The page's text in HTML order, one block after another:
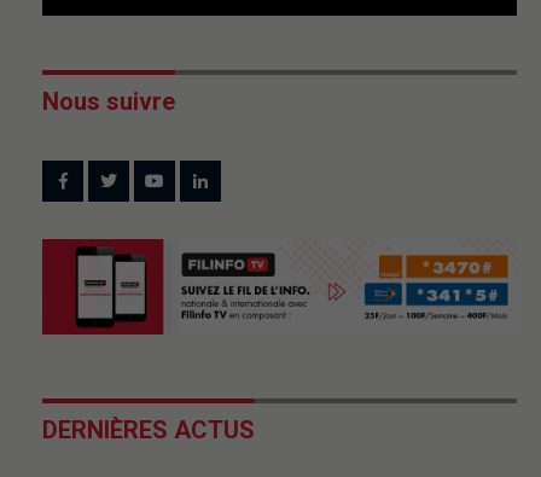
Nous suivre
DERNIÈRES ACTUS